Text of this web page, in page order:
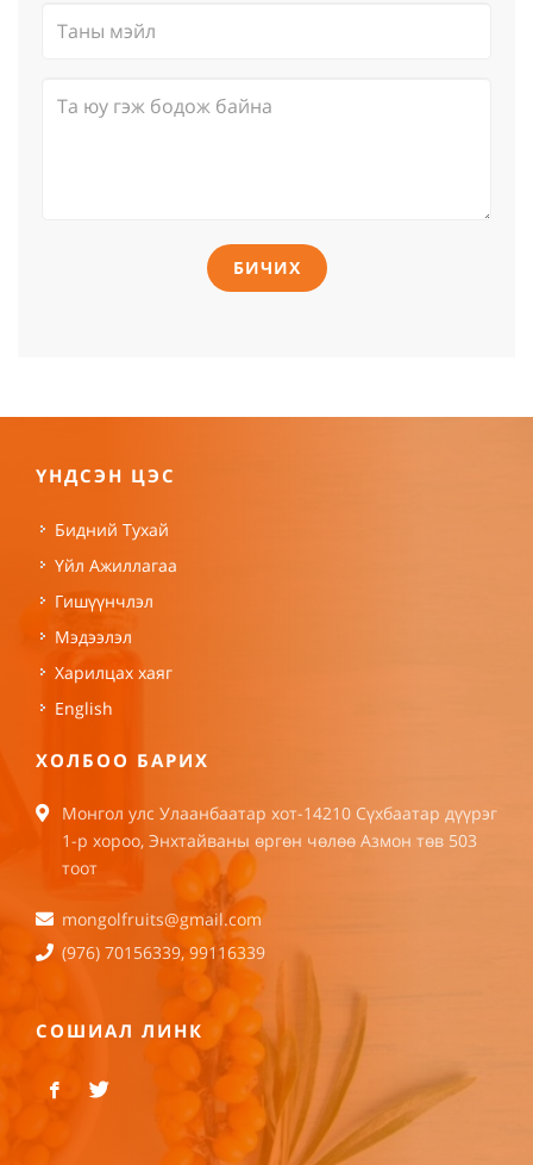
БИЧИХ
ҮНДСЭН ЦЭС
Бидний Тухай
Үйл Ажиллагаа
Гишүүнчлэл
Мэдээлэл
Харилцах хаяг
English
ХОЛБОО БАРИХ
Монгол улс Улаанбаатар хот-14210 Сүхбаатар дүүрэг
1-р хороо, Энхтайваны өргөн чөлөө Азмон төв 503
тоот
mongolfruits@gmail.com
(976) 70156339, 99116339
СОШИАЛ ЛИНК